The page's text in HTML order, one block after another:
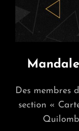
Des membres
section «